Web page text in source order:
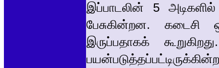
இப்பாடலின் 5
பேசுகின்றன.
இருப்பதாகக்